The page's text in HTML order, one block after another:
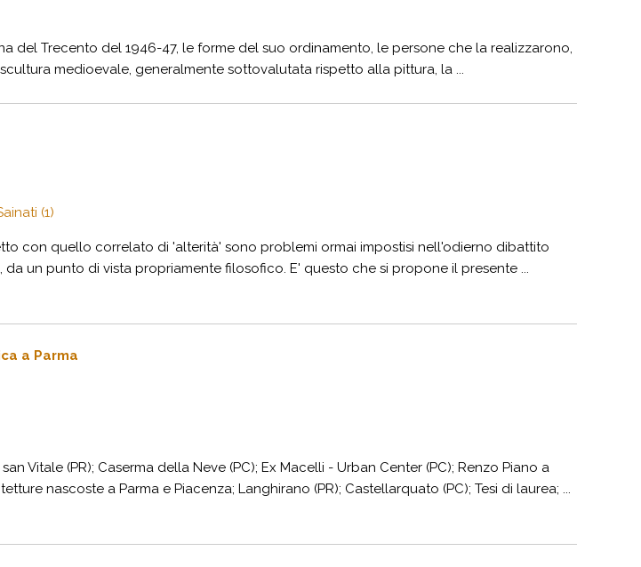
del Trecento del 1946-47, le forme del suo ordinamento, le persone che la realizzarono,
medioevale, generalmente sottovalutata rispetto alla pittura, la ...
(1)
con quello correlato di 'alterità' sono problemi ormai impostisi nell'odierno dibattito
un punto di vista propriamente filosofico. E' questo che si propone il presente ...
a Parma
Vitale (PR); Caserma della Neve (PC); Ex Macelli - Urban Center (PC); Renzo Piano a
nascoste a Parma e Piacenza; Langhirano (PR); Castellarquato (PC); Tesi di laurea; ...